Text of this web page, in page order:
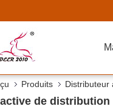
Produits Distributeur
de